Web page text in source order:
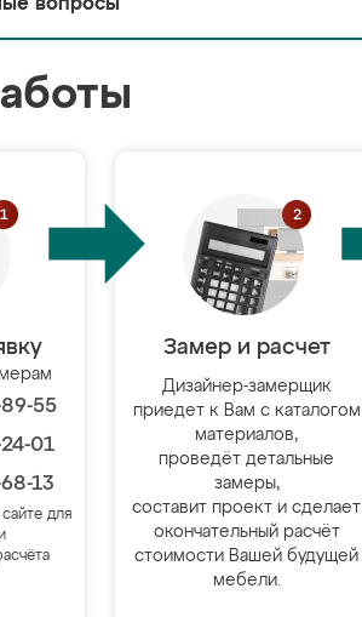
вопросы
55
01
13
сайте для
Замер и расчет
Дизайнер-замерщик
приедет к Вам с каталогом
материалов,
проведёт детальные
замеры,
составит проект и сделает
окончательный расчёт
стоимости Вашей будущей
мебели.